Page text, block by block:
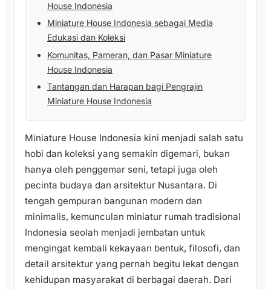
House Indonesia
Miniature House Indonesia sebagai Media
Edukasi dan Koleksi
Komunitas, Pameran, dan Pasar Miniature
House Indonesia
Tantangan dan Harapan bagi Pengrajin
Miniature House Indonesia
Miniature House Indonesia kini menjadi salah satu
hobi dan koleksi yang semakin digemari, bukan
hanya oleh penggemar seni, tetapi juga oleh
pecinta budaya dan arsitektur Nusantara. Di
tengah gempuran bangunan modern dan
minimalis, kemunculan miniatur rumah tradisional
Indonesia seolah menjadi jembatan untuk
mengingat kembali kekayaan bentuk, filosofi, dan
detail arsitektur yang pernah begitu lekat dengan
kehidupan masyarakat di berbagai daerah. Dari